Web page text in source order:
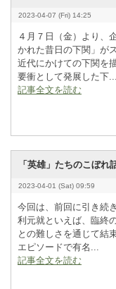
2023-04-07 (Fri) 14:25
４月７日（金）より、
かれた昔日の下関」が
近代にかけての下関を
要衝として発展した下...
記事全文を読む
「英雄」たちのこぼれ
2023-04-01 (Sat) 09:59
今回は、前回に引き続
利元就といえば、臨終
との難しさを通じて結
エピソードで有名...
記事全文を読む